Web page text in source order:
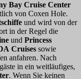
Bay Cruise Center
von Coxen Hole.
und wird von der
in der Regel die
und Princess
Cruises sowie
anfahren. Nach
in ein weitläufiges,
. Wenn Sie keinen